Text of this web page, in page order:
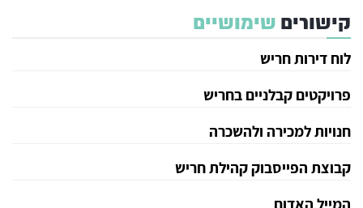
קישורים שימושיים
לוח דירות חריש
פרויקטים קבלניים בחריש
חנויות למכירה ולהשכרה
קבוצת הפייסבוק קהילת חריש
המייל האדום